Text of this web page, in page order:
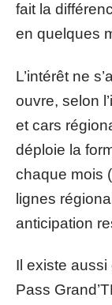
fait la
en quelques
L’intérêt ne
ouvre, selon
et cars
déploie la
chaque mois
lignes
anticipation
Il existe aussi
Pass